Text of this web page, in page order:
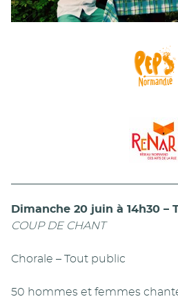
Dimanche 20 juin à 14h30 –
COUP DE CHANT
Chorale – Tout public
50 hommes et femmes